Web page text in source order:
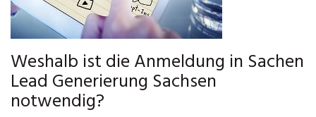
Weshalb ist die Anmeldung in Sachen
Lead Generierung Sachsen
notwendig?